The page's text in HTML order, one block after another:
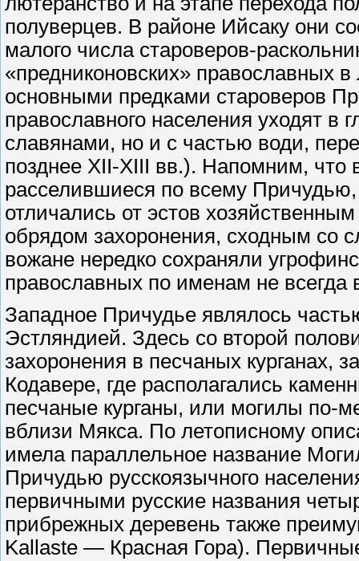
полуверцев. В районе Ийсаку они
малого числа староверов-
«предниконовских» православных
основными предками староверов
православного населения уходят в
славянами, но и с частью води,
позднее XII-XIII вв.). Напомним,
расселившиеся по всему
отличались от эстов
обрядом захоронения, сходным со
вожане нередко сохраняли
православных по именам не всегда
Западное Причудье являлось
Эстляндией. Здесь со второй
захоронения в песчаных курганах,
Кодавере, где располагались
песчаные курганы, или могилы по-
вблизи Мякса. По летописному
имела параллельное название
Причудью русскоязычного
первичными русские названия
прибрежных деревень также
Kallaste — Красная Гора).